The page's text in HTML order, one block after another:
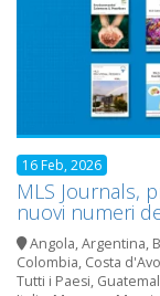
16 Feb, 2026
MLS Journals,
nuovi numeri
Angola,Argentina,
Colombia, Costa
Tutti i Paesi,